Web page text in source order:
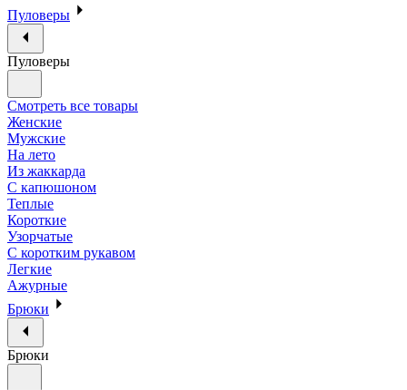
Пуловеры
Пуловеры
Смотреть все товары
Женские
Мужские
На лето
Из жаккарда
С капюшоном
Теплые
Короткие
Узорчатые
С коротким рукавом
Легкие
Ажурные
Брюки
Брюки